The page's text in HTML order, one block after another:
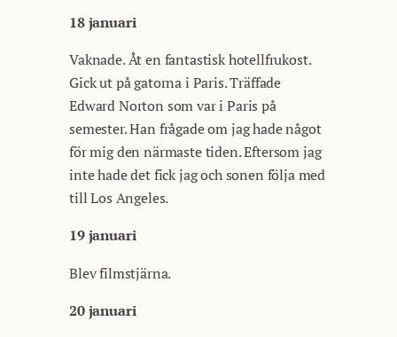
18 januari
Vaknade. Åt en fantastisk hotellfrukost.
Gick ut på gatorna i Paris. Träffade
Edward Norton som var i Paris på
semester. Han frågade om jag hade något
för mig den närmaste tiden. Eftersom jag
inte hade det fick jag och sonen följa med
till Los Angeles.
19 januari
Blev filmstjärna.
20 januari